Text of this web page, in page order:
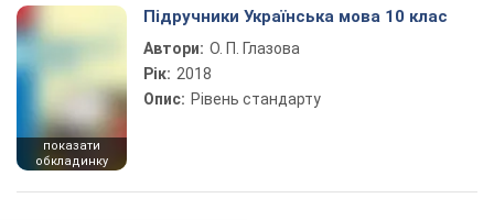
показати
обкладинку
Підручники Українська мова 10 клас
Автори: О. П. Глазова
Рік: 2018
Опис: Рівень стандарту